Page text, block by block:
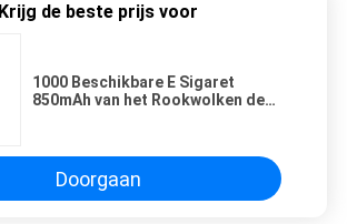
Krijg de beste prijs voor
1000 Beschikbare E Sigaret
850mAh van het Rookwolken de
Doorgaan